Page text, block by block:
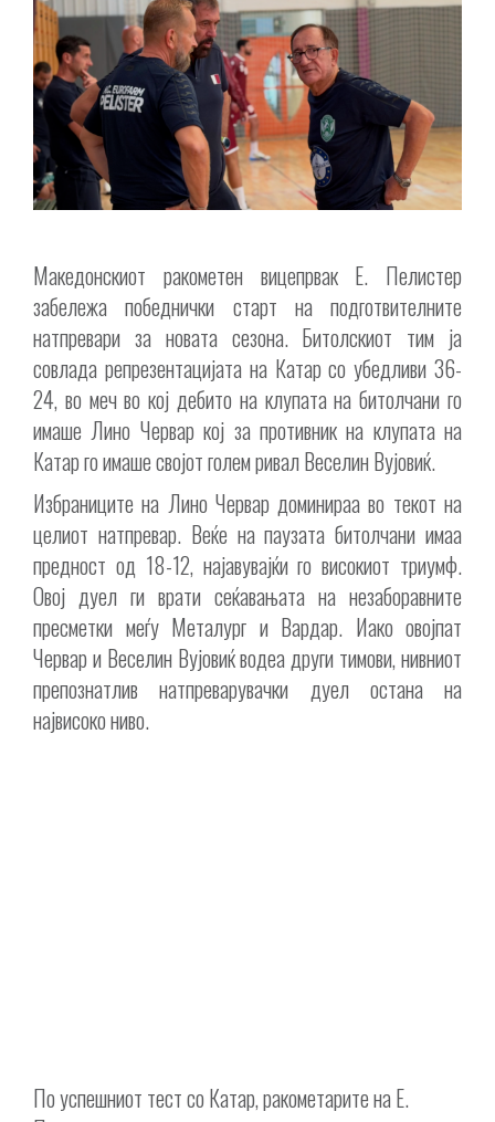
Македонскиот ракометен вицепрвак Е. Пелистер
забележа победнички старт на подготвителните
натпревари за новата сезона. Битолскиот тим ја
совлада репрезентацијата на Катар со убедливи 36-
24, во меч во кој дебито на клупата на битолчани го
имаше Лино Червар кој за противник на клупата на
Катар го имаше својот голем ривал Веселин Вујовиќ.
Избраниците на Лино Червар доминираа во текот на
целиот натпревар. Веќе на паузата битолчани имаа
предност од 18-12, најавувајќи го високиот триумф.
Овој дуел ги врати сеќавањата на незаборавните
пресметки меѓу Металург и Вардар. Иако овојпат
Червар и Веселин Вујовиќ водеа други тимови, нивниот
препознатлив натпреварувачки дуел остана на
највисоко ниво.
По успешниот тест со Катар, ракометарите на Е.